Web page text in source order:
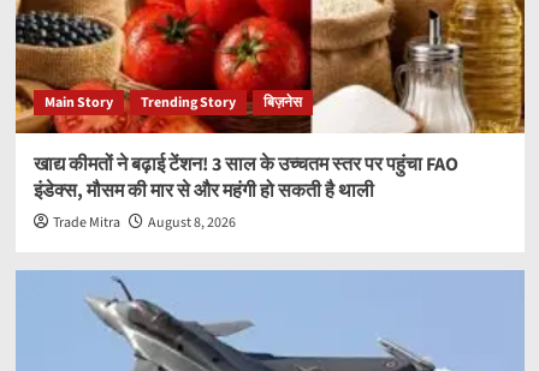
Main Story Trending Story बिज़नेस
खाद्य कीमतों ने बढ़ाई टेंशन! 3 साल के उच्चतम स्तर पर पहुंचा FAO
इंडेक्स, मौसम की मार से और महंगी हो सकती है थाली
Trade Mitra August 8, 2026